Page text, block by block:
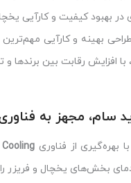
بهبود کیفیت و کارآیی
بهینه و کارآیی
افزایش رقابت بین برندها و
سام، مجهز به
با بهره‌گیری از فناوری
بخش‌های یخچال و فریزر